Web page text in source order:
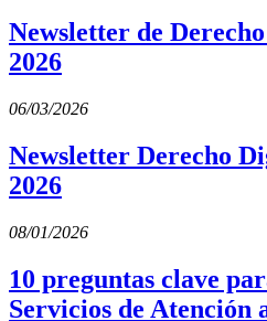
Newsletter de
2026
06/03/2026
Newsletter Derecho
2026
08/01/2026
10 preguntas clave
Servicios de Atención